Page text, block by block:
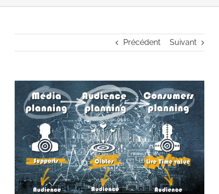
Précédent Suivant
Voir
l'image
agrandie